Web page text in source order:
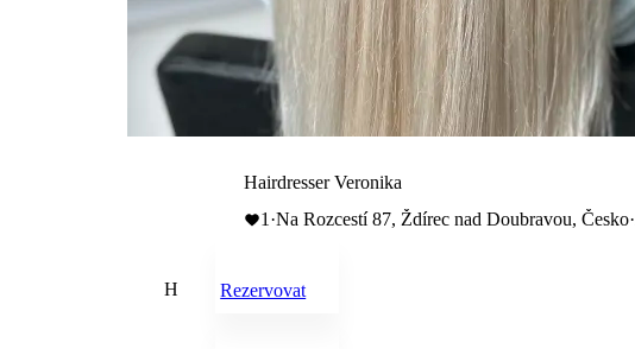
H
Hairdresser Veronika
1 ·Na Rozcestí 87, Ždírec nad Doubravou, Česko·
Rezervovat